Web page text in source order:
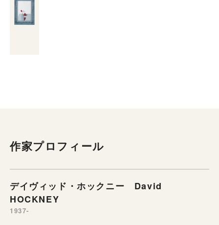
作家プロフィール
デイヴィッド・ホックニー David
HOCKNEY
1937-